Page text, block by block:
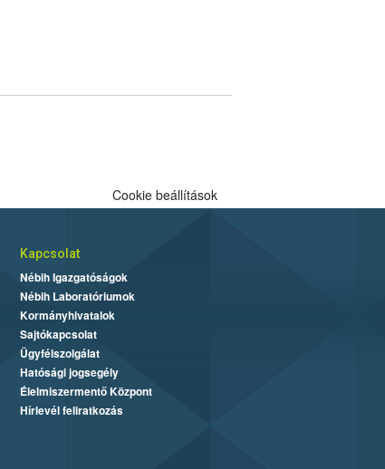
Cookie beállítások
Kapcsolat
Nébih Igazgatóságok
Nébih Laboratóriumok
Kormányhivatalok
Sajtókapcsolat
Ügyfélszolgálat
Hatósági jogsegély
Élelmiszermentő Központ
Hírlevél feliratkozás